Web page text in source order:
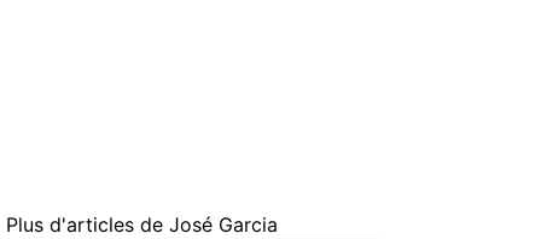
Plus d'articles de José Garcia